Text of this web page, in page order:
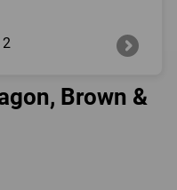
2
Brown &